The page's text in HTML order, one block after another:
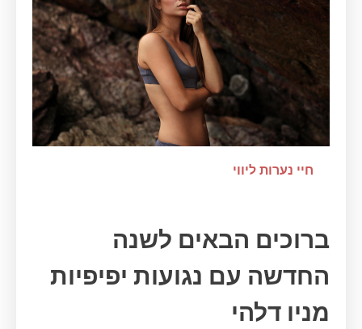
חיי נערות ליווי
ברוכים הבאים לשנה
החדשה עם נגועות יפיפיות
מניו דלהי